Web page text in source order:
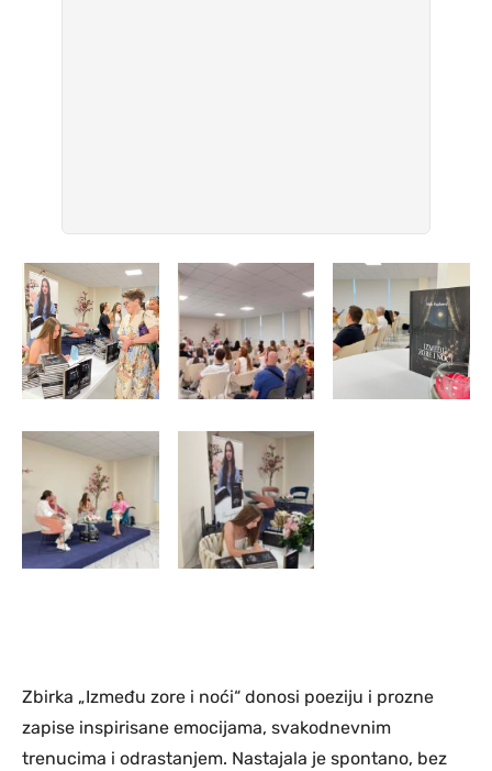
Zbirka „Između zore i noći“ donosi poeziju i prozne
zapise inspirisane emocijama, svakodnevnim
trenucima i odrastanjem. Nastajala je spontano, bez